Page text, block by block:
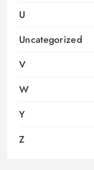
U
Uncategorized
V
W
Y
Z